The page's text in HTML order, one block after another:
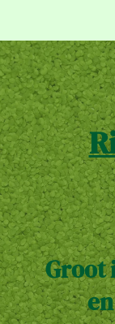
Groot